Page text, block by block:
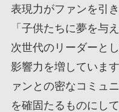
表現力がファンを引
「子供たちに夢を与
次世代のリーダーと
影響力を増していま
ァンとの密なコミュ
を確固たるものにし